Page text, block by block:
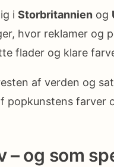
i Storbritannien og
hvor reklamer
flader og klare
af verden og
popkunstens
– og som